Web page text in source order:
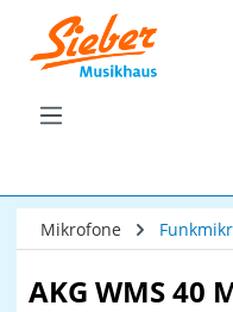
Zum Hauptinhalt springen
Mikrofone
AKG WMS 40